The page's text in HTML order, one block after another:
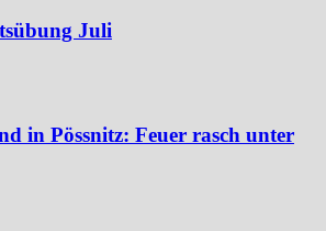
Juli
in Pössnitz: Feuer rasch unter